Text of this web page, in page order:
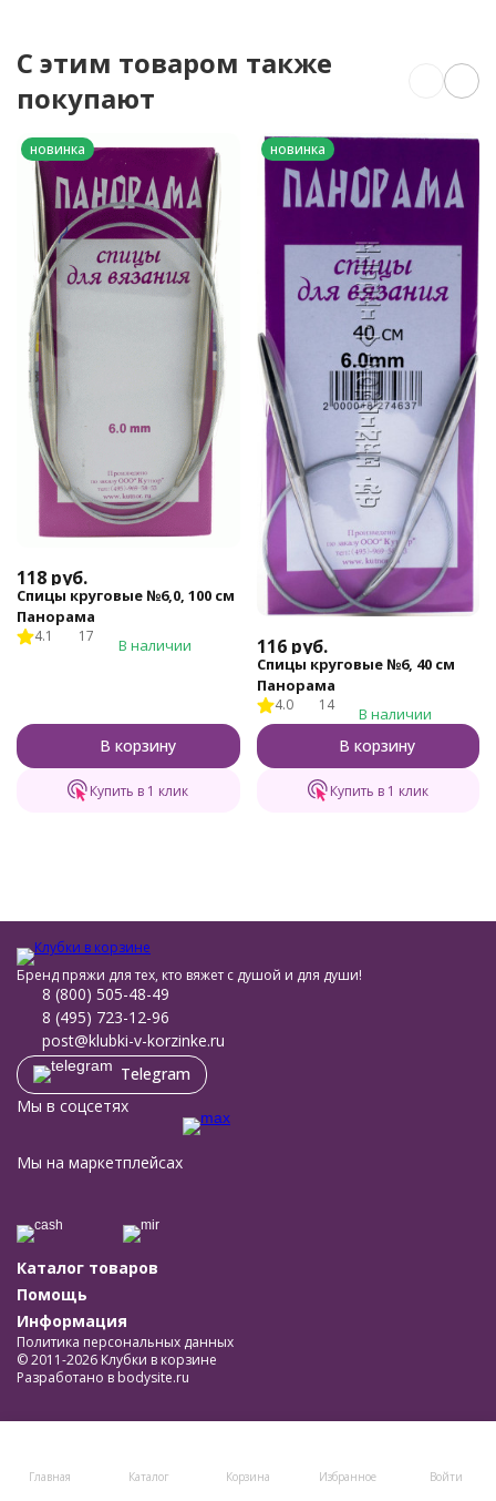
C этим товаром также
покупают
новинка
118 руб.
Спицы круговые №6,0, 100 см
Панорама
4.1 17 В наличии
В корзину
Купить в 1 клик
новинка
116 руб.
Спицы круговые №6, 40 см
Панорама
4.0 14 В наличии
В корзину
Купить в 1 клик
Главная Каталог Корзина Избранное Войти
Бренд пряжи для тех, кто вяжет с душой и для души!
8 (800) 505-48-49
8 (495) 723-12-96
post@klubki-v-korzinke.ru
Telegram
Мы в соцсетях
Мы на маркетплейсах
Каталог товаров
Помощь
Информация
Политика персональных данных
© 2011-2026 Клубки в корзине
Разработано в bodysite.ru